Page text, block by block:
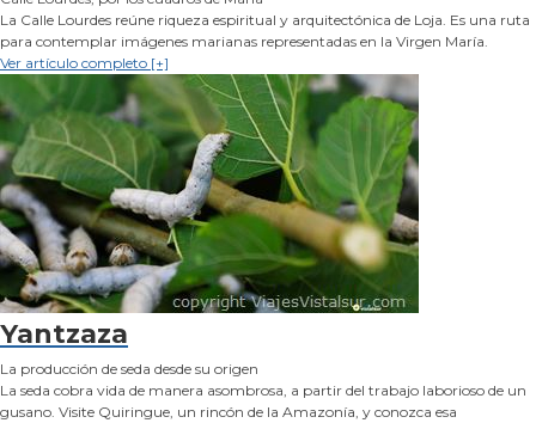
La Calle Lourdes reúne riqueza espiritual y arquitectónica de Loja. Es una ruta
para contemplar imágenes marianas representadas en la Virgen María.
Ver artículo completo [+]
Yantzaza
La producción de seda desde su origen
La seda cobra vida de manera asombrosa, a partir del trabajo laborioso de un
gusano. Visite Quiringue, un rincón de la Amazonía, y conozca esa